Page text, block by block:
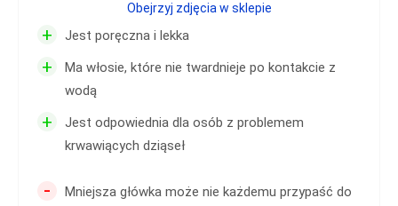
+ Jest poręczna i lekka
+
Ma włosie, które nie twardnieje po kontakcie z
wodą
+
Jest odpowiednia dla osób z problemem
krwawiących dziąseł
-
Mniejsza główka może nie każdemu przypaść do
Obejrzyj zdjęcia w sklepie